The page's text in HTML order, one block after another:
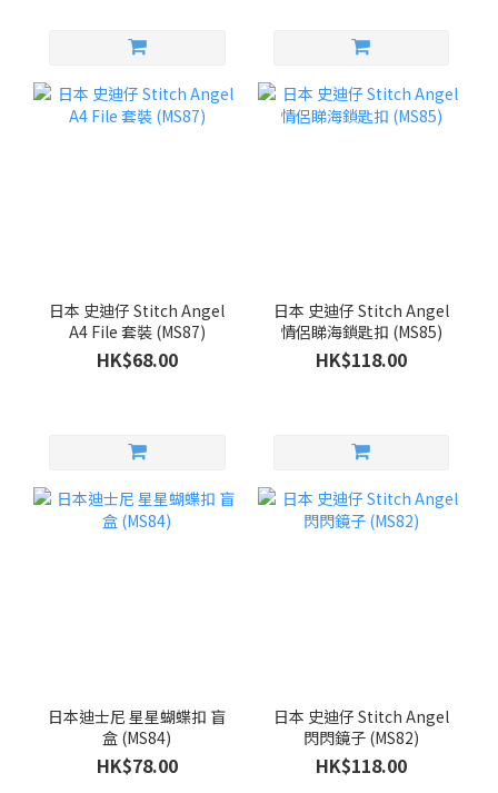
日本 史迪仔 Stitch Angel
A4 File 套裝 (MS87)
HK$68.00
日本 史迪仔 Stitch Angel
情侶睇海鎖匙扣 (MS85)
HK$118.00
日本迪士尼 星星蝴蝶扣 盲
盒 (MS84)
HK$78.00
日本 史迪仔 Stitch Angel
閃閃鏡子 (MS82)
HK$118.00